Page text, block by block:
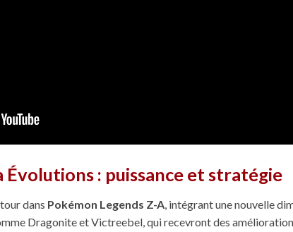
Évolutions : puissance et stratégie
dans Pokémon Legends Z-A, intégrant une nouvelle
Dragonite et Victreebel, qui recevront des améliorations